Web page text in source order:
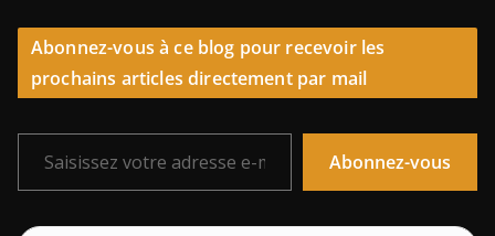
Abonnez-vous à ce blog pour recevoir les
prochains articles directement par mail
Saisissez votre adresse e-mail…
Abonnez-vous